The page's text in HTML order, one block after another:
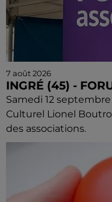
7 août 2026
INGRÉ (45) -
Samedi 12 septembre
Culturel Lionel
des associations.